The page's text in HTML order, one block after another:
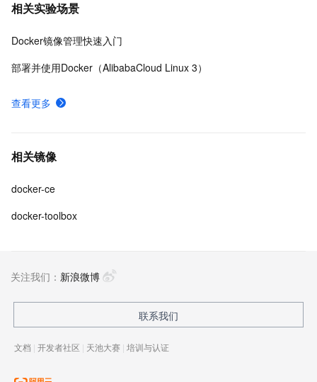
相关实验场景
Docker镜像管理快速入门
部署并使用Docker（AlibabaCloud Linux 3）
查看更多
相关镜像
docker-ce
docker-toolbox
关注我们： 新浪微博
联系我们
文档 | 开发者社区 | 天池大赛 | 培训与认证